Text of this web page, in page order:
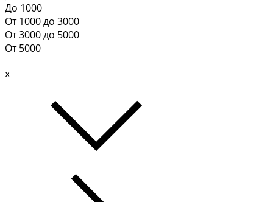
До 1000
От 1000 до 3000
От 3000 до 5000
От 5000
x